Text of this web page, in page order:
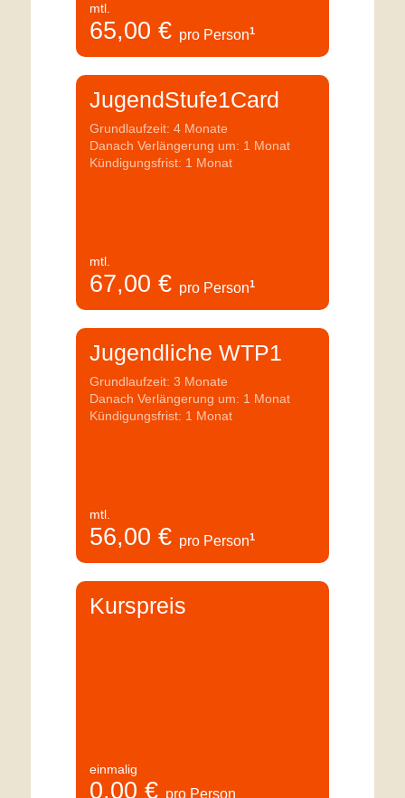
mtl.
65,00 € pro Person1
JugendStufe1Card
Grundlaufzeit: 4 Monate
Danach Verlängerung um: 1 Monat
Kündigungsfrist: 1 Monat
mtl.
67,00 € pro Person1
Jugendliche WTP1
Grundlaufzeit: 3 Monate
Danach Verlängerung um: 1 Monat
Kündigungsfrist: 1 Monat
mtl.
56,00 € pro Person1
Kurspreis
einmalig
0,00 € pro Person